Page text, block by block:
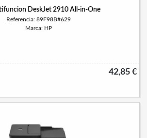
DeskJet 2910 All-in-One
Referencia: 89F98B#629
Marca: HP
42,85 €